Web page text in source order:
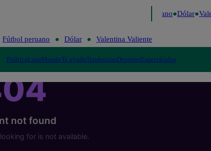
Fútbol peruano Dólar
Fútbol peruano Dólar Valentina Valiente
PolíticaLimaMundoTe ayudoTendenciasDeportesEspectáculos